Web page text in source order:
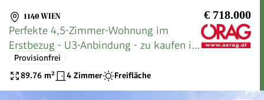
1140 WIEN € 718.000
Perfekte 4,5-Zimmer-Wohnung im
Erstbezug - U3-Anbindung - zu kaufen in
1140 Wien
Provisionfrei
89.76 m² 4 Zimmer Freifläche